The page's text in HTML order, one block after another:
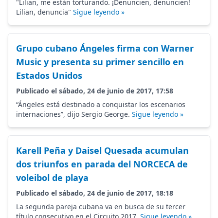
"Lilian, me están torturando. ¡Denuncien, denuncien!
Lilian, denuncia" Sigue leyendo »
Grupo cubano Ángeles firma con Warner
Music y presenta su primer sencillo en
Estados Unidos
Publicado el sábado, 24 de junio de 2017, 17:58
“Ángeles está destinado a conquistar los escenarios
internaciones”, dijo Sergio George. Sigue leyendo »
Karell Peña y Daisel Quesada acumulan
dos triunfos en parada del NORCECA de
voleibol de playa
Publicado el sábado, 24 de junio de 2017, 18:18
La segunda pareja cubana va en busca de su tercer